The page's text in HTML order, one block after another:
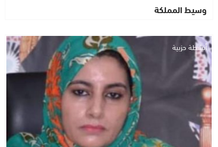
وسيط المملكة
أنشطة حزبية